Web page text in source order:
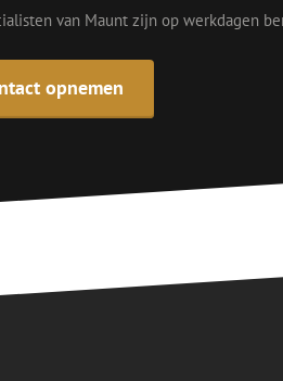
van Maunt zijn op werkdagen
opnemen